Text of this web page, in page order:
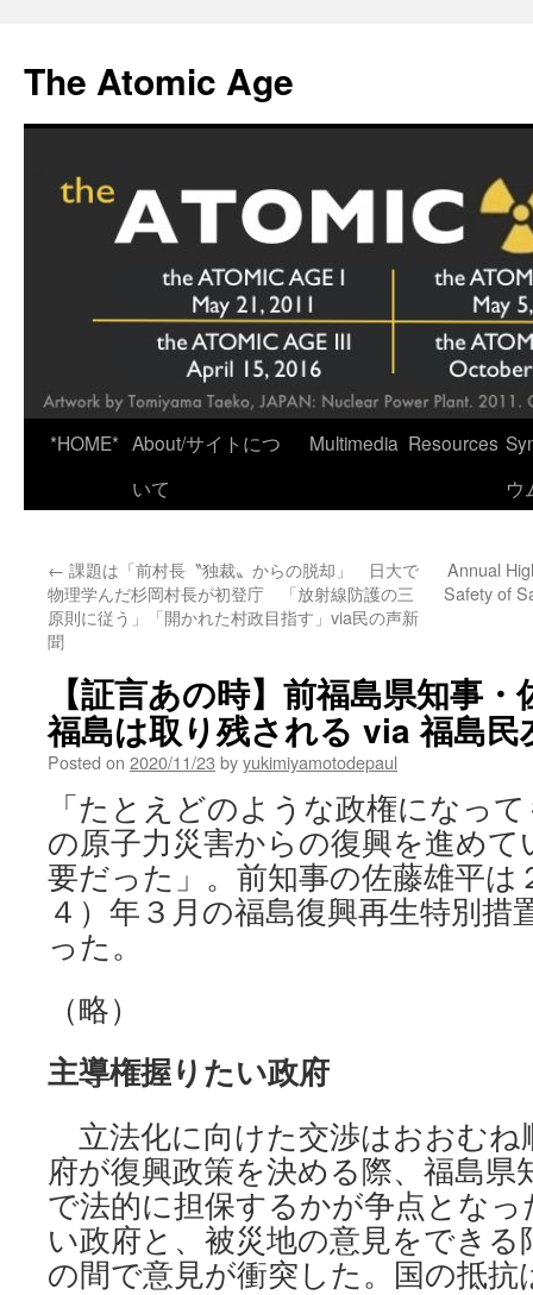
content
The Atomic Age
*HOME* About/サイトにつ
いて
Multimedia Resources
ウ
← 課題は「前村長〝独裁〟からの脱却」 日大で
物理学んだ杉岡村長が初登庁 「放射線防護の三
原則に従う」「開かれた村政目指す」via民の声新
聞
Annual
Safety of
【証言あの時】前福島県知事
福島は取り残される via 福島民
Posted on 2020/11/23 byyukimiyamotodepaul
「たとえどのような政権になっ
の原子力災害からの復興を進め
要だった」。前知事の佐藤雄平は
４）年３月の福島復興再生特別措
った。
（略）
主導権握りたい政府
立法化に向けた交渉はおおむね
府が復興政策を決める際、福島
で法的に担保するかが争点とな
い政府と、被災地の意見をでき
の間で意見が衝突した。国の抵